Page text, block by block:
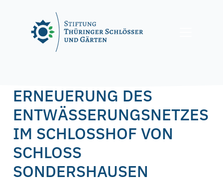
ERNEUERUNG DES
ENTWÄSSERUNGSNETZES
IM SCHLOSSHOF VON
SCHLOSS
SONDERSHAUSEN